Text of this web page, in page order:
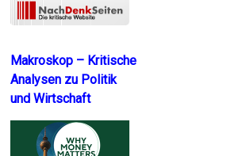
Makroskop – Kritische
Analysen zu Politik
und Wirtschaft